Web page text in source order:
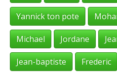
Yannick ton pote
Michael Jordane
Jean-baptiste Frederic